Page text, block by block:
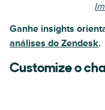
Ganhe insights
análises do Zendesk.
Customize o